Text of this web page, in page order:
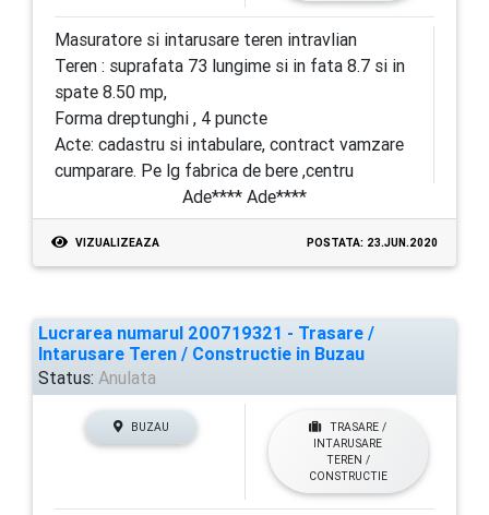
Masuratore si intarusare teren intravlian
Teren : suprafata 73 lungime si in fata 8.7 si in
spate 8.50 mp,
Forma dreptunghi , 4 puncte
Acte: cadastru si intabulare, contract vamzare
cumparare. Pe lg fabrica de bere ,centru
Ade**** Ade****
VIZUALIZEAZA POSTATA: 23.JUN.2020
Lucrarea numarul 200719321 - Trasare /
Intarusare Teren / Constructie in Buzau
Status: Anulata
BUZAU
TRASARE /
INTARUSARE
TEREN /
CONSTRUCTIE